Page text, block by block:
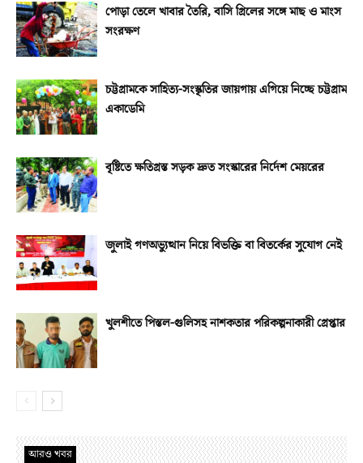
পোড়া তেলে খাবার তৈরি, বাসি গ্রিলের সঙ্গে মাছ ও মাংস
সংরক্ষণ
চট্টগ্রামকে সাহিত্য-সংস্কৃতির জায়গায় এগিয়ে নিচ্ছে চট্টগ্রাম
একাডেমি
বৃষ্টিতে ক্ষতিগ্রস্ত সড়ক দ্রুত সংস্কারের নির্দেশ মেয়রের
জুলাই গণঅভ্যুত্থান নিয়ে বিভক্তি বা বিতর্কের সুযোগ নেই
খুলশীতে পিস্তল-গুলিসহ নাশকতার পরিকল্পনাকারী গ্রেপ্তার
আরও খবর